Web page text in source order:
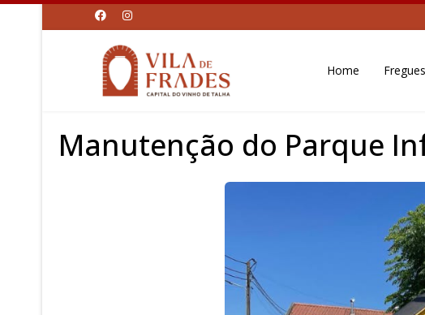
Home
Manutenção do Parque